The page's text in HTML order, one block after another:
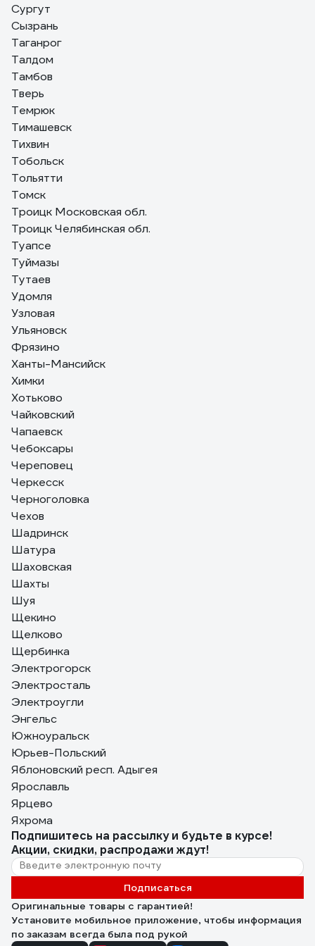
Сургут
Сызрань
Таганрог
Талдом
Тамбов
Тверь
Темрюк
Тимашевск
Тихвин
Тобольск
Тольятти
Томск
Троицк Московская обл.
Троицк Челябинская обл.
Туапсе
Туймазы
Тутаев
Удомля
Узловая
Ульяновск
Фрязино
Ханты-Мансийск
Химки
Хотьково
Чайковский
Чапаевск
Чебоксары
Череповец
Черкесск
Черноголовка
Чехов
Шадринск
Шатура
Шаховская
Шахты
Шуя
Щекино
Щелково
Щербинка
Электрогорск
Электросталь
Электроугли
Энгельс
Южноуральск
Юрьев-Польский
Яблоновский респ. Адыгея
Ярославль
Ярцево
Яхрома
Подпишитесь на рассылкуи будьте в курсе!
Акции, скидки, распродажи ждут!
Подписаться
Оригинальные товары с гарантией!
Установите мобильное приложение, чтобы информация
по заказам всегда была под рукой